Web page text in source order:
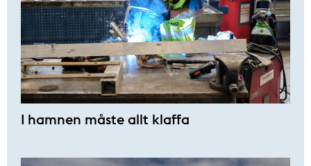
I hamnen måste allt klaffa